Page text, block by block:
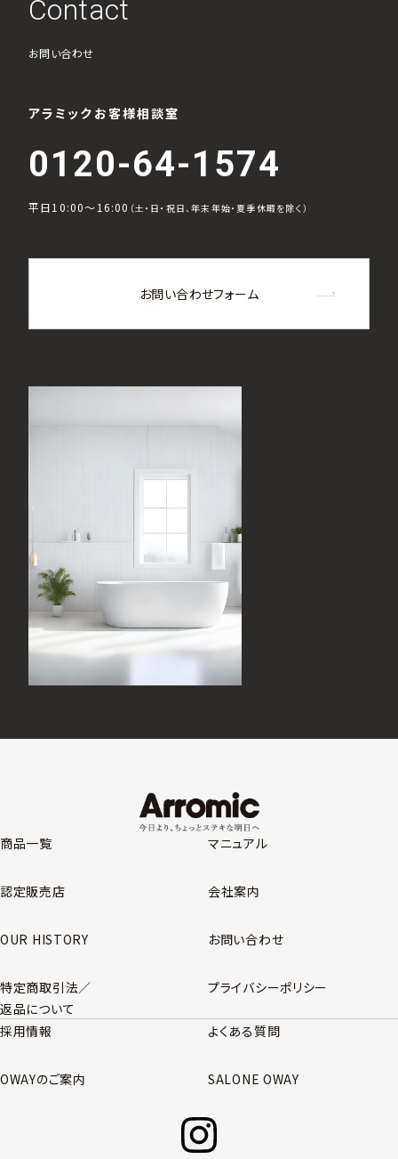
Contact
お問い合わせ
アラミックお客様相談室
0120-64-1574
平日10:00～16:00 （土・日・祝日、年末年始・夏季休暇を除く）
お問い合わせフォーム
商品一覧 マニュアル
認定販売店 会社案内
OUR HISTORY お問い合わせ
特定商取引法／
返品について
プライバシーポリシー
採用情報 よくある質問
OWAYのご案内 SALONE OWAY